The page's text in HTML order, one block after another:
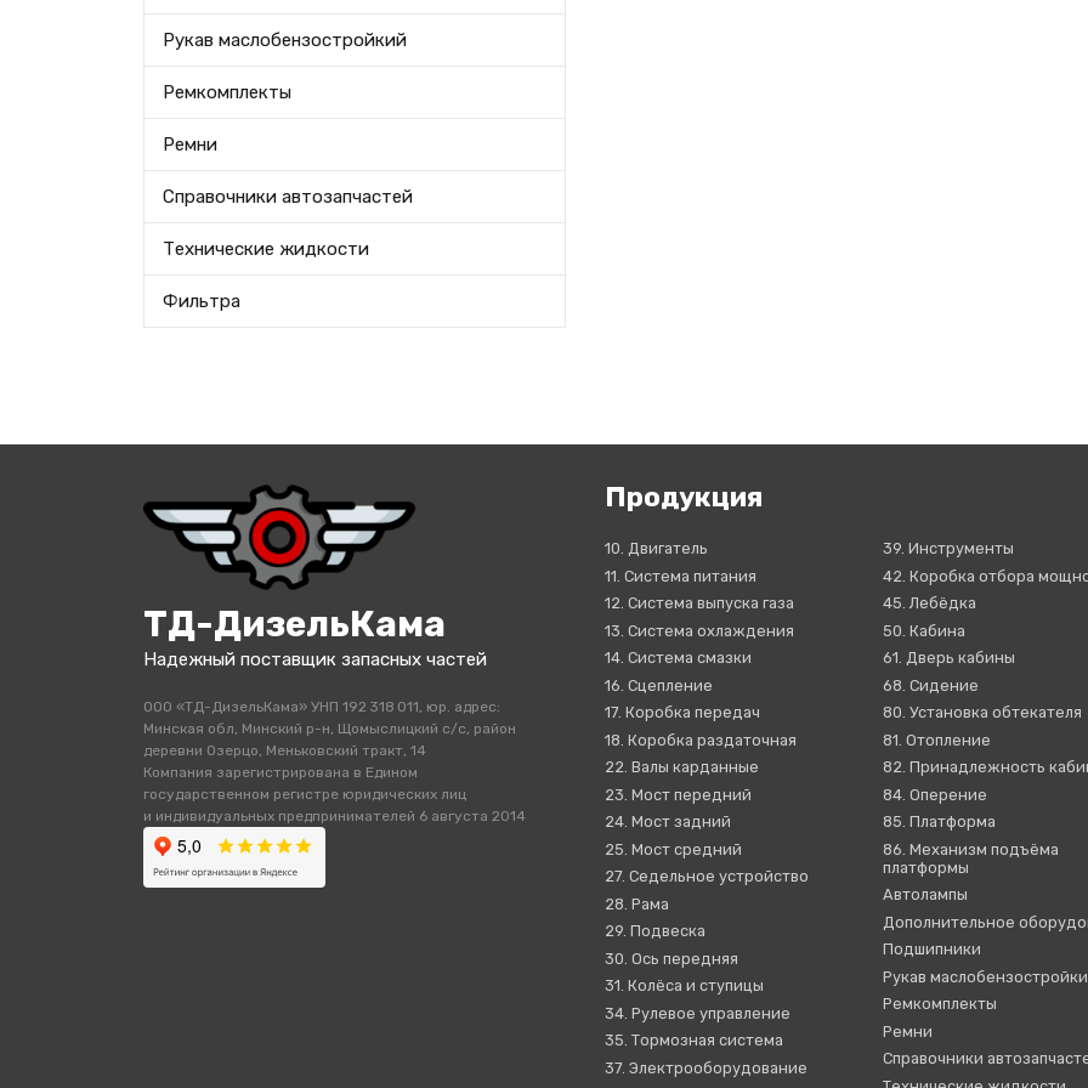
Рукав маслобензостройкий
Ремкомплекты
Ремни
Справочники автозапчастей
Технические жидкости
Фильтра
ТД-ДизельКама
Надежный поставщик запасных частей
ООО «ТД-ДизельКама» УНП 192 318 011, юр. адрес:
Минская обл, Минский р-н, Щомыслицкий с/с, район
деревни Озерцо, Меньковский тракт, 14
Компания зарегистрирована в Едином
государственном регистре юридических лиц
и индивидуальных предпринимателей 6 августа 2014
Продукция
10. Двигатель
11. Система питания
12. Система выпуска газа
13. Система охлаждения
14. Система смазки
16. Сцепление
17. Коробка передач
18. Коробка раздаточная
22. Валы карданные
23. Мост передний
24. Мост задний
25. Мост средний
27. Седельное устройство
28. Рама
29. Подвеска
30. Ось передняя
31. Колёса и ступицы
34. Рулевое управление
35. Тормозная система
37. Электрооборудование
39. Инструменты
42. Коробка отбора
45. Лебёдка
50. Кабина
61. Дверь кабины
68. Сидение
80. Установка обтекателя
81. Отопление
82. Принадлежность
84. Оперение
85. Платформа
86. Механизм подъёма
платформы
Автолампы
Дополнительное
Подшипники
Рукав
Ремкомплекты
Ремни
Справочники